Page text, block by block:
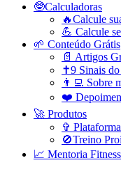
🤓Calculadoras
🔥Calcule
💪 Calcule
🌱 Conteúdo Grátis
📄 Artigos
✝️9 Sinais
👨‍💻 Sobre
❤️
🚀 Produtos
✞
🚫Treino
📈 Mentoria Fitness